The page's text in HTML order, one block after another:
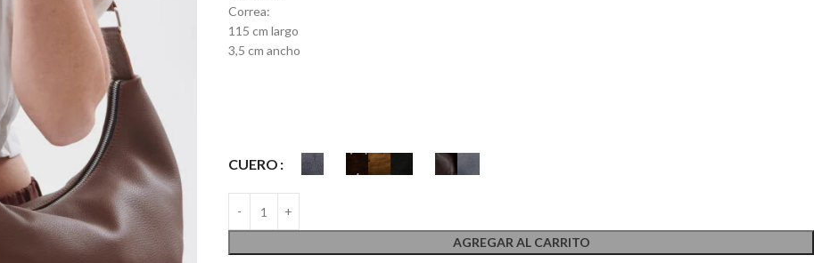
Correa:
115 cm largo
3,5 cm ancho
CUERO
AGREGAR AL CARRITO